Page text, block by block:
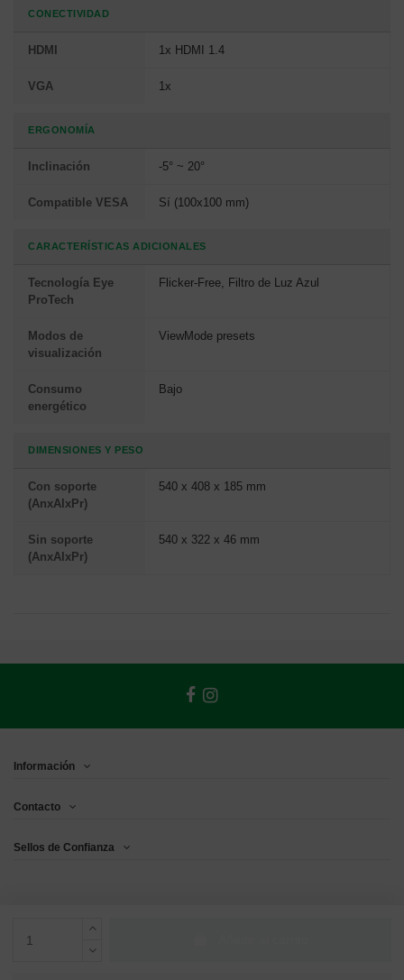
CONECTIVIDAD
HDMI 1x HDMI 1.4
VGA 1x
ERGONOMÍA
Inclinación -5° ~ 20°
Compatible VESA Sí (100x100 mm)
CARACTERÍSTICAS ADICIONALES
Tecnología Eye
ProTech
Flicker-Free, Filtro de Luz Azul
Modos de
visualización
ViewMode presets
Consumo
energético
Bajo
DIMENSIONES Y PESO
Con soporte
(AnxAlxPr)
540 x 408 x 185 mm
Sin soporte
(AnxAlxPr)
540 x 322 x 46 mm
Información
Contacto
Sellos de Confianza